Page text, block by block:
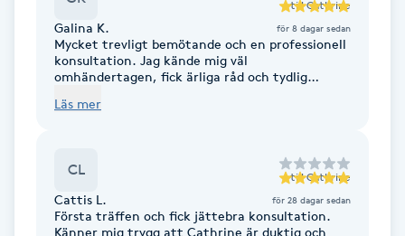
Fransfärgning
Fransförlängning
Fransförlängning Volym
till Cathrine
Galina K. för 8 dagar sedan
Mycket trevligt bemötande och en professionell
konsultation. Jag kände mig väl
omhändertagen, fick ärliga råd och tydlig
kompetens och sätter kunden i fokus.
Läs mer
CL till Cathrine
Cattis L. för 28 dagar sedan
Första träffen och fick jättebra konsultation.
Känner mig trygg att Cathrine är duktig och